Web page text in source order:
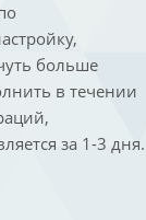
больше
в течении
за 1-3 дня.